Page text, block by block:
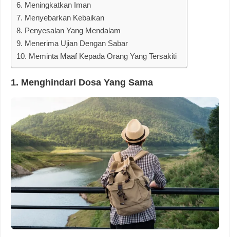
6. Meningkatkan Iman
7. Menyebarkan Kebaikan
8. Penyesalan Yang Mendalam
9. Menerima Ujian Dengan Sabar
10. Meminta Maaf Kepada Orang Yang Tersakiti
1. Menghindari Dosa Yang Sama